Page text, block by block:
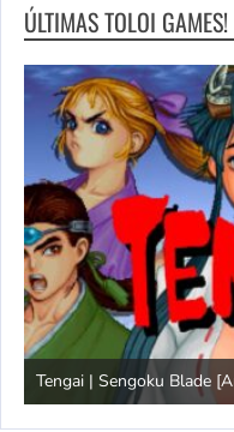
ÚLTIMAS TOLOI GAMES!
Tengai | Sengoku Blade